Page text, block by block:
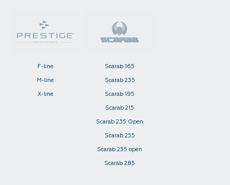
F-line
M-line
X-line
Scarab 165
Scarab 235
Scarab 195
Scarab 215
Scarab 235 Open
Scarab 255
Scarab 255 open
Scarab 285